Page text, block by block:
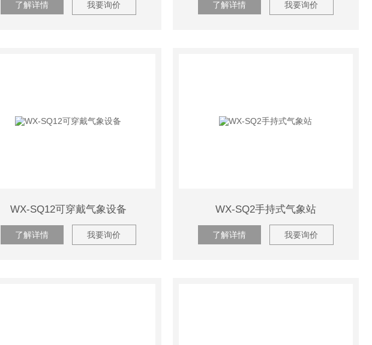
了解详情 我要询价 了解详情 我要询价
WX-SQ12可穿戴气象设备
了解详情 我要询价
WX-SQ2手持式气象站
了解详情 我要询价